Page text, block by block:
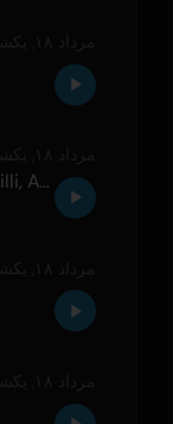
BRUCE WAYNE feat. Flo Milli, ATL Jacob